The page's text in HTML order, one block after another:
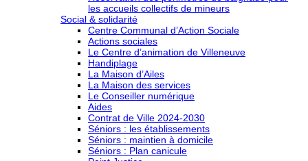
les accueils collectifs de mineurs
Social & solidarité
Centre Communal d’Action Sociale
Actions sociales
Le Centre d’animation de Villeneuve
Handiplage
La Maison d’Ailes
La Maison des services
Le Conseiller numérique
Aides
Contrat de Ville 2024-2030
Séniors : les établissements
Séniors : maintien à domicile
Séniors : Plan canicule